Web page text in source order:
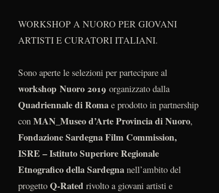
WORKSHOP A NUORO PER GIOVANI
ARTISTI E CURATORI ITALIANI.
Sono aperte le selezioni per partecipare al
workshop Nuoro 2019organizzato dalla
Quadriennale di Romae prodotto in partnership
con MAN_Museo d’Arte Provincia di Nuoro,
Fondazione Sardegna Film Commission,
ISRE – Istituto Superiore Regionale
Etnografico della Sardegnanell’ambito del
progetto Q-Rated rivolto a giovani artisti e